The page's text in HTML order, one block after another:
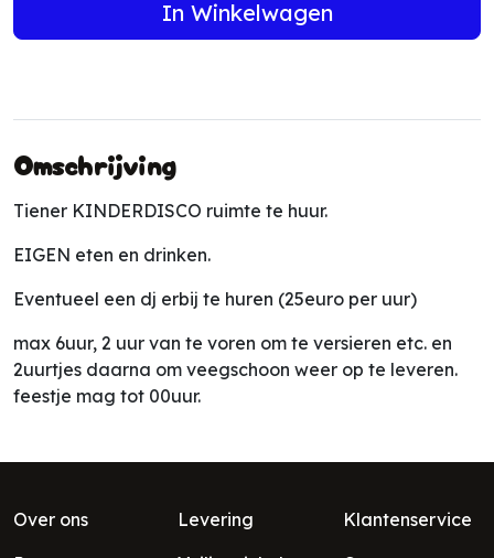
In Winkelwagen
Omschrijving
Tiener KINDERDISCO ruimte te huur.
EIGEN eten en drinken.
Eventueel een dj erbij te huren (25euro per uur)
max 6uur, 2 uur van te voren om te versieren etc. en
2uurtjes daarna om veegschoon weer op te leveren.
feestje mag tot 00uur.
Over ons
Levering
Klantenservice